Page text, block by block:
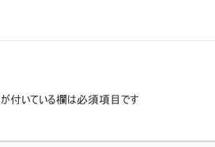
が付いている欄は必須項目です